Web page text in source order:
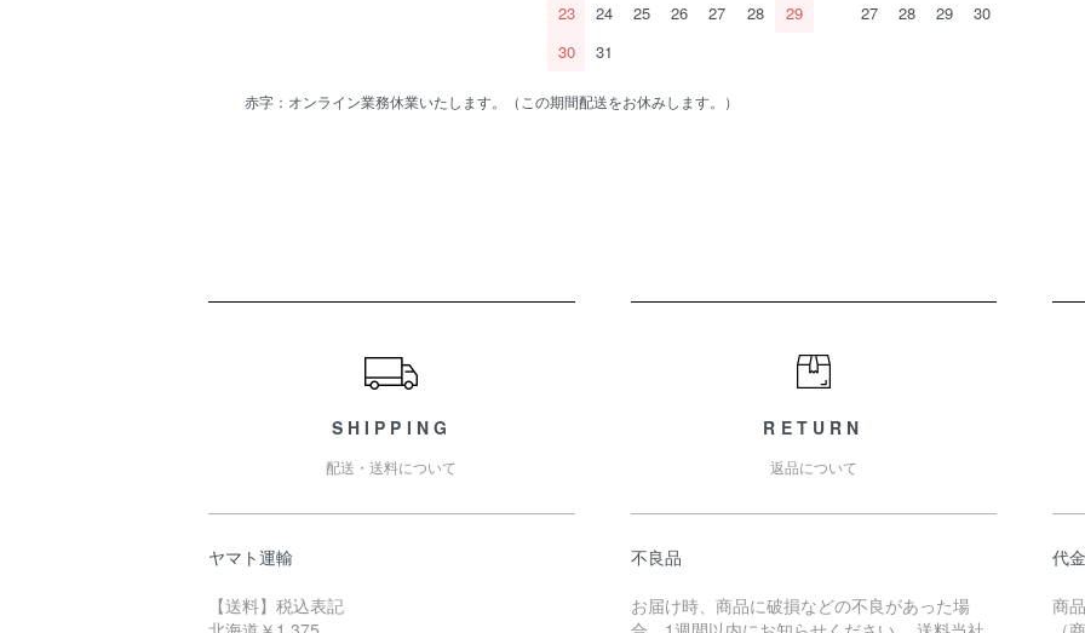
23
24 25 26 27 28
29
30
31
27
28 29 30
赤字：オンライン業務休業いたします。（この期間配送をお休みします。）
SHIPPING
配送・送料について
ヤマト運輸
【送料】税込表記
RETURN
返品について
不良品
お届け時、商品に破損などの不良があった場
代
商